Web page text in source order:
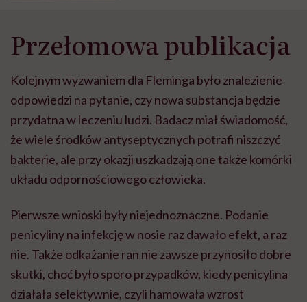
Przełomowa publikacja
Kolejnym wyzwaniem dla Fleminga było znalezienie
odpowiedzi na pytanie, czy nowa substancja będzie
przydatna w leczeniu ludzi. Badacz miał świadomość,
że wiele środków antyseptycznych potrafi niszczyć
bakterie, ale przy okazji uszkadzają one także komórki
układu odpornościowego człowieka.
Pierwsze wnioski były niejednoznaczne. Podanie
penicyliny na infekcję w nosie raz dawało efekt, a raz
nie. Także odkażanie ran nie zawsze przynosiło dobre
skutki, choć było sporo przypadków, kiedy penicylina
działała selektywnie, czyli hamowała wzrost